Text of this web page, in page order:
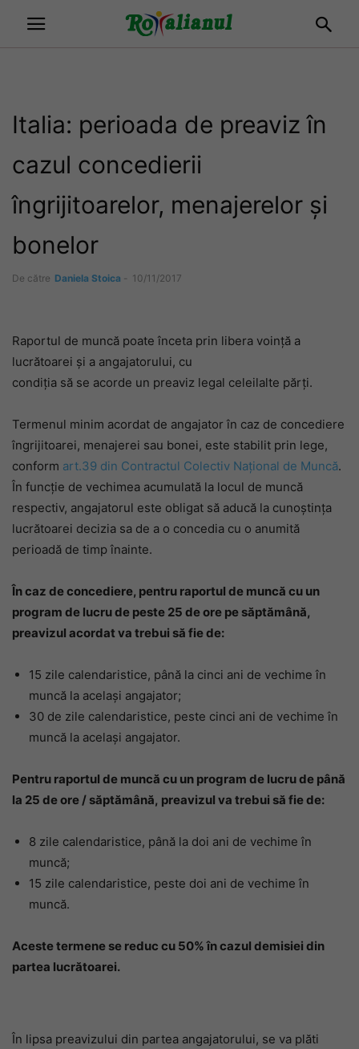
Italia: perioada de preaviz în
cazul concedierii
îngrijitoarelor, menajerelor și
bonelor
De către Daniela Stoica - 10/11/2017
Raportul de muncă poate înceta prin libera voinţă a
lucrătoarei şi a angajatorului, cu
condiţia să se acorde un preaviz legal celeilalte părţi.
Termenul minim acordat de angajator în caz de concediere
îngrijitoarei, menajerei sau bonei, este stabilit prin lege,
conform art.39 din Contractul Colectiv Național de Muncă.
În funcție de vechimea acumulată la locul de muncă
respectiv, angajatorul este obligat să aducă la cunoștința
lucrătoarei decizia sa de a o concedia cu o anumită
perioadă de timp înainte.
În caz de concediere, pentru raportul de muncă cu un
program de lucru de peste 25 de ore pe săptămână,
preavizul acordat va trebui să fie de:
15 zile calendaristice, până la cinci ani de vechime în
muncă la acelaşi angajator;
30 de zile calendaristice, peste cinci ani de vechime în
muncă la acelaşi angajator.
Pentru raportul de muncă cu un program de lucru de până
la 25 de ore / săptămână, preavizul va trebui să fie de:
8 zile calendaristice, până la doi ani de vechime în
muncă;
15 zile calendaristice, peste doi ani de vechime în
muncă.
Aceste termene se reduc cu 50% în cazul demisiei din
partea lucrătoarei.
În lipsa preavizului din partea angajatorului, se va plăti